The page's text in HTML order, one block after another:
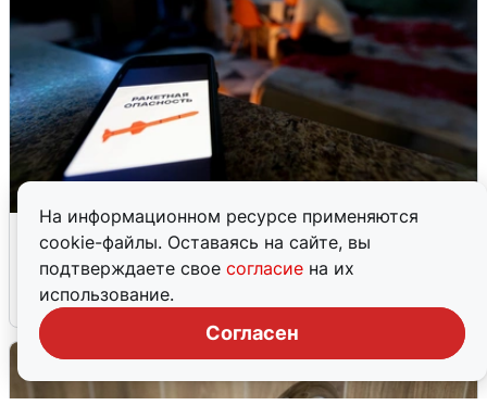
На информационном ресурсе применяются
cookie-файлы. Оставаясь на сайте, вы
подтверждаете свое согласие на их
использование.
Согласен
Ночью в Самарской области завыли
сирены
8 августа 0